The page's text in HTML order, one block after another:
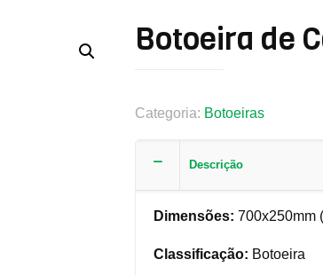
Botoeira de
Categoria: Botoeiras
Descrição
Dimensões:700x250mm
Classificação: Botoeira